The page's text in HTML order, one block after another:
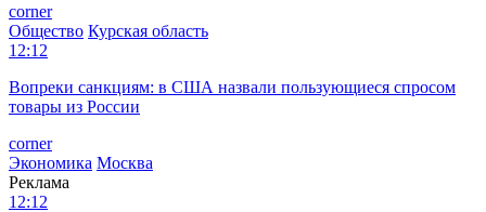
corner
Общество Курская область
12:12
Вопреки санкциям: в США назвали пользующиеся спросом
товары из России
corner
Экономика Москва
Реклама
12:12